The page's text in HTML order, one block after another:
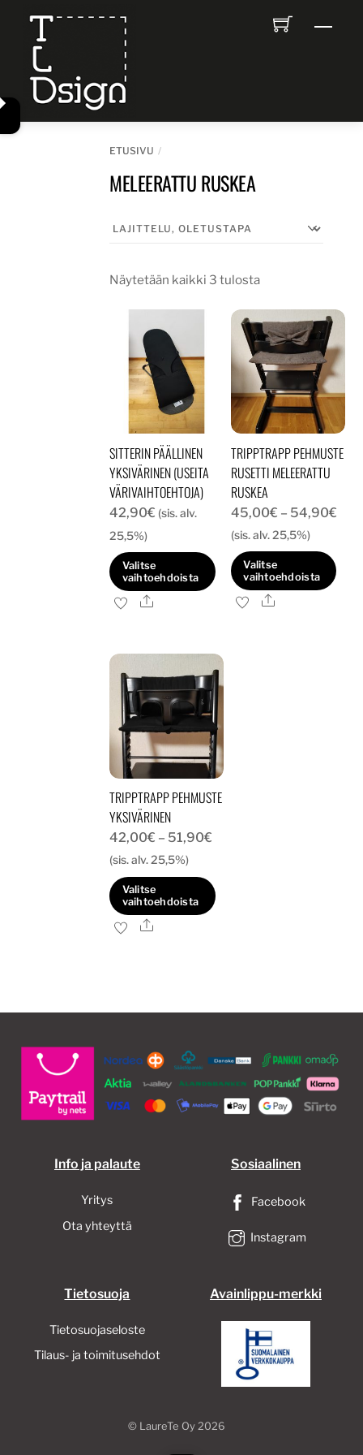
content
ETUSIVU
MELEERATTU RUSKEA
Näytetään kaikki 3 tulosta
SITTERIN PÄÄLLINEN
YKSIVÄRINEN (USEITA
VÄRIVAIHTOEHTOJA)
42,90€ (sis. alv.
25,5%)
Valitse
vaihtoehdoista
Tällä
useampi
muunnelma.
Voit
tehdä
valinnat
tuotteen
sivulla.
Ale
TRIPPTRAPP PEHMUSTE
RUSETTI MELEERATTU
RUSKEA
45,00€ – 54,90€
(sis. alv. 25,5%)
Valitse
vaihtoehdoista
Tällä
Ale
TRIPPTRAPP PEHMUSTE
YKSIVÄRINEN
42,00€ – 51,90€
-
51,90€
(sis. alv. 25,5%)
Valitse
vaihtoehdoista
Tällä
muunnelma.
tehdä
valinnat
tuotteen
Ale
Info ja palaute
Yritys
Ota yhteyttä
Sosiaalinen
Facebook
Instagram
Tietosuoja
Tietosuojaseloste
Tilaus- ja toimitusehdot
Avainlippu-merkki
© LaureTe Oy2026